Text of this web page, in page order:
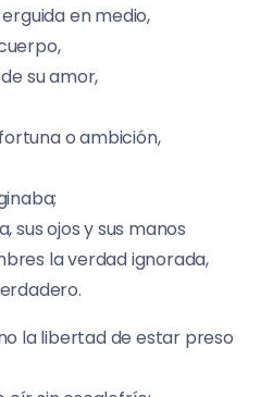
en medio,
su amor,
o ambición,
sus ojos y sus manos
la verdad ignorada,
la libertad de estar preso